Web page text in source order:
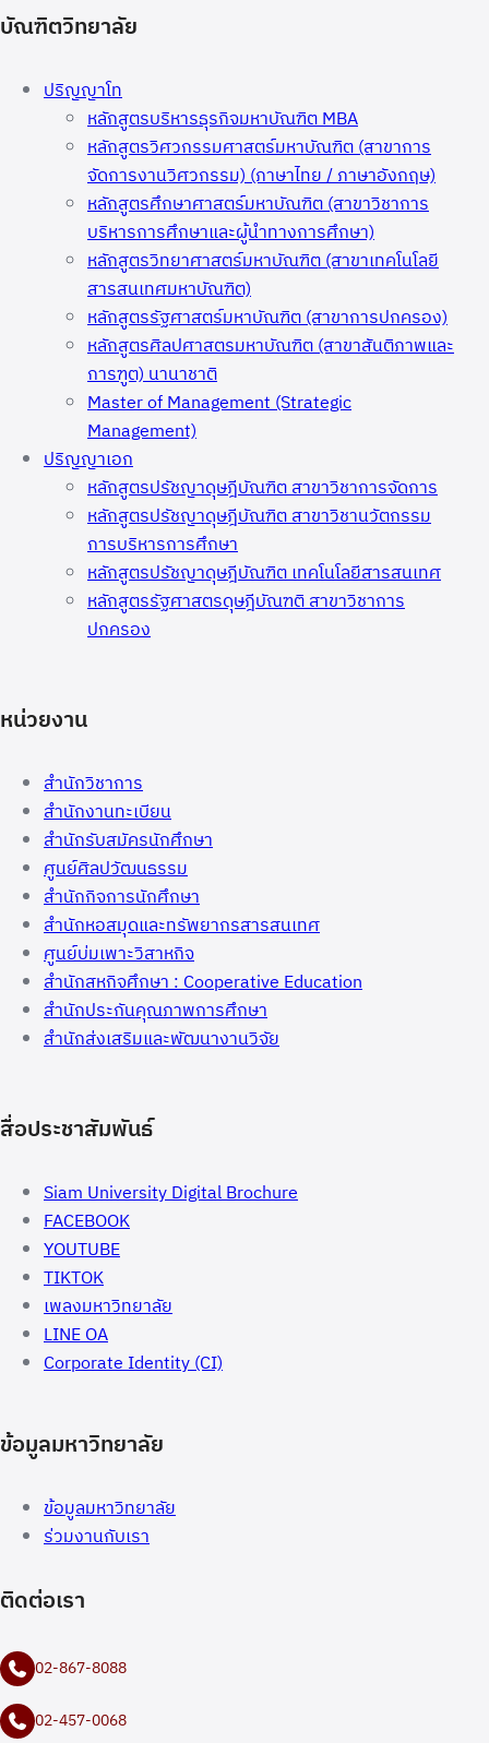
บัณฑิตวิทยาลัย
ปริญญาโท
หลักสูตรบริหารธุรกิจมหาบัณฑิต MBA
หลักสูตรวิศวกรรมศาสตร์มหาบัณฑิต (สาขาการ
จัดการงานวิศวกรรม) (ภาษาไทย / ภาษาอังกฤษ)
หลักสูตรศึกษาศาสตร์มหาบัณฑิต (สาขาวิชาการ
บริหารการศึกษาและผู้นำทางการศึกษา)
หลักสูตรวิทยาศาสตร์มหาบัณฑิต (สาขาเทคโนโลยี
สารสนเทศมหาบัณฑิต)
หลักสูตรรัฐศาสตร์มหาบัณฑิต (สาขาการปกครอง)
หลักสูตรศิลปศาสตรมหาบัณฑิต (สาขาสันติภาพและ
การฑูต) นานาชาติ
Master of Management (Strategic
Management)
ปริญญาเอก
หลักสูตรปรัชญาดุษฎีบัณฑิต สาขาวิชาการจัดการ
หลักสูตรปรัชญาดุษฎีบัณฑิต สาขาวิชานวัตกรรม
การบริหารการศึกษา
หลักสูตรปรัชญาดุษฎีบัณฑิต เทคโนโลยีสารสนเทศ
หลักสูตรรัฐศาสตรดุษฎีบัณฑติ สาขาวิชาการ
ปกครอง
หน่วยงาน
สำนักวิชาการ
สำนักงานทะเบียน
สำนักรับสมัครนักศึกษา
ศูนย์ศิลปวัฒนธรรม
สำนักกิจการนักศึกษา
สำนักหอสมุดและทรัพยากรสารสนเทศ
ศูนย์บ่มเพาะวิสาหกิจ
สำนักสหกิจศึกษา : Cooperative Education
สำนักประกันคุณภาพการศึกษา
สำนักส่งเสริมและพัฒนางานวิจัย
สื่อประชาสัมพันธ์
Siam University Digital Brochure
FACEBOOK
YOUTUBE
TIKTOK
เพลงมหาวิทยาลัย
LINE OA
Corporate Identity (CI)
ข้อมูลมหาวิทยาลัย
ข้อมูลมหาวิทยาลัย
ร่วมงานกับเรา
ติดต่อเรา
02-867-8088
02-457-0068